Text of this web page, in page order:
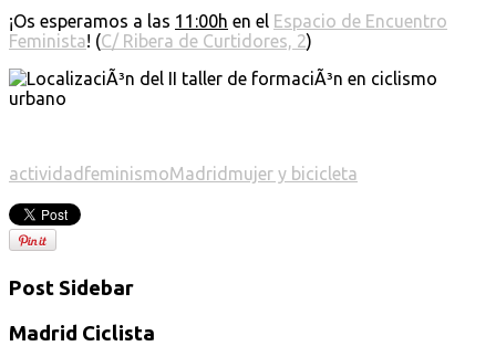
¡Os esperamos a las 11:00h en el Espacio de Encuentro
Feminista! (C/ Ribera de Curtidores, 2)
actividad feminismoMadrid mujer y bicicleta
Post Sidebar
Madrid Ciclista